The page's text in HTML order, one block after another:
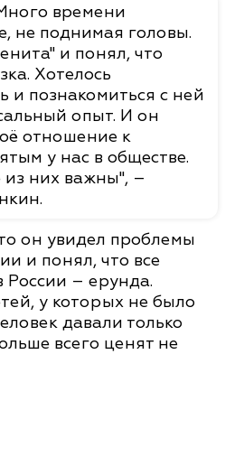
времени
не поднимая головы.
и понял, что
Хотелось
и познакомиться с ней
опыт. И он
отношение к
у нас в обществе.
из них важны", –
он увидел проблемы
и понял, что все
– ерунда.
у которых не было
давали только
всего ценят не